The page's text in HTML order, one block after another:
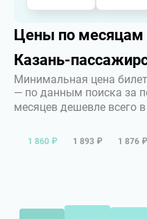
Цены по месяцам
Казань-
Минимальная цена
— по данным поиска за
месяцев дешевле всего в
1 860 ₽ 1 893 ₽ 1 876 ₽